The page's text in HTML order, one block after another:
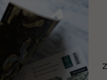
Pasta do tapet
Wystarczająca ilość kleju na
zamówienie
Informacje o produktach